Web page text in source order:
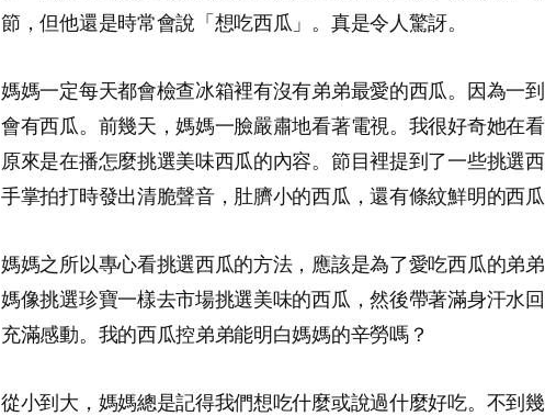
節，但他還是時常會說「想吃西瓜」。真是令人驚訝。
媽媽一定每天都會檢查冰箱裡有沒有弟弟最愛的西瓜。因為一
會有西瓜。前幾天，媽媽一臉嚴肅地看著電視。我很好奇她在
原來是在播怎麼挑選美味西瓜的內容。節目裡提到了一些挑選
手掌拍打時發出清脆聲音，肚臍小的西瓜，還有條紋鮮明的西瓜
媽媽之所以專心看挑選西瓜的方法，應該是為了愛吃西瓜的弟
媽像挑選珍寶一樣去市場挑選美味的西瓜，然後帶著滿身汗水
充滿感動。我的西瓜控弟弟能明白媽媽的辛勞嗎？
從小到大，媽媽總是記得我們想吃什麼或說過什麼好吃。不到